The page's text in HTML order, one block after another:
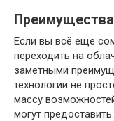
Если вы всё еще
переходить на
заметными
технологии не
массу
могут предоставить.